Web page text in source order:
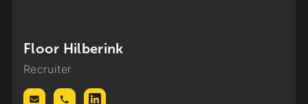
Floor Hilberink
Recruiter